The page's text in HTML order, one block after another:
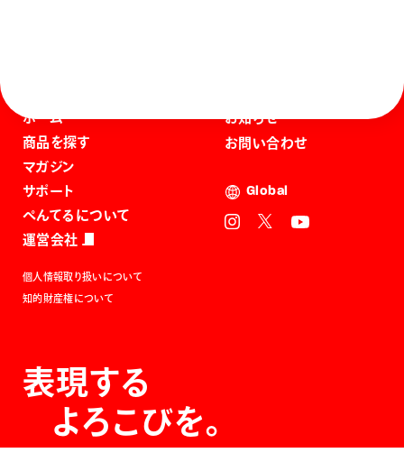
ホーム
商品を探す
マガジン
サポート
ぺんてるについて
運営会社
お知らせ
お問い合わせ
Global
個人情報取り扱いについて
知的財産権について
表現する
よろこびを。